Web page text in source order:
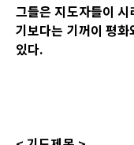
그들은 지도자들이
기보다는 기꺼이 평
있다.